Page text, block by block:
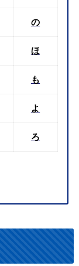
の
ほ
も
よ
ろ